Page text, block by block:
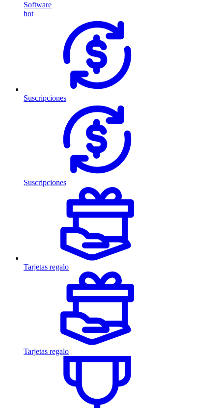
Software
hot
Suscripciones
Suscripciones
Tarjetas regalo
Tarjetas regalo